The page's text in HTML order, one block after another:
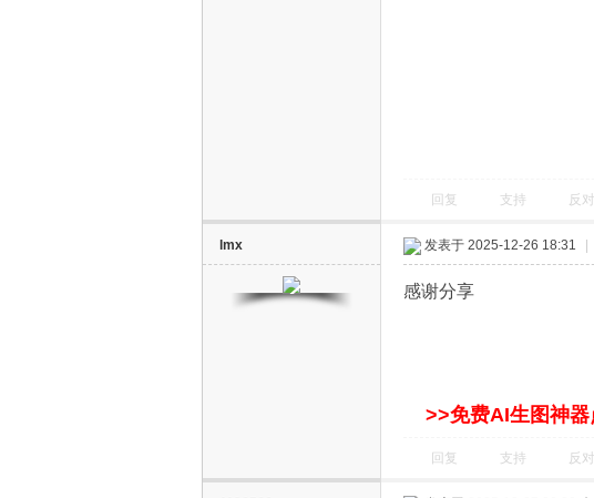
回复 支持 反对
lmx 发表于 2025-12-26 18:31
感谢分享
>>免费AI生图神
回复 支持 反对